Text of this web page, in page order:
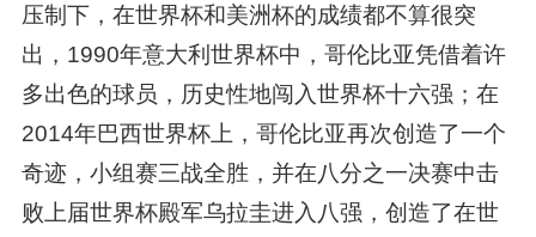
压制下，在世界杯和美洲杯的成绩都不算很突
出，1990年意大利世界杯中，哥伦比亚凭借着许
多出色的球员，历史性地闯入世界杯十六强；在
2014年巴西世界杯上，哥伦比亚再次创造了一个
奇迹，小组赛三战全胜，并在八分之一决赛中击
败上届世界杯殿军乌拉圭进入八强，创造了在世